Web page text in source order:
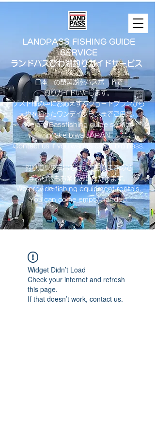
LANDPASS FISHING GUIDE
SERVICE
ランドパスびわ湖釣りガイドサービス
日本一の琵琶湖をバスボートで
釣りガイドいたします。
​ゲスト様の声にお応えするショートプランから
大物を狙ったワンデイプランまでご用意。
​We are Bassfishing guide service
in lake biwa ​JAPAN.
Contact us if you wanna catch big bass.
釣り道具の貸出も行っておりますので
手ぶらでもお楽しみいただけます。
We provide fishing equipment rentals.
You can come empty-handed.
Widget Didn’t Load
Check your internet and refresh
this page.
If that doesn’t work, contact us.